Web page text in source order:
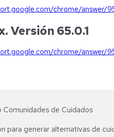
chrome/answer/
Versión 65.0.1
chrome/answer/
para generar alternativas de